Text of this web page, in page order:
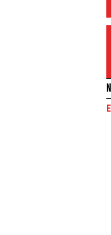
Crni Bastijane, šta si